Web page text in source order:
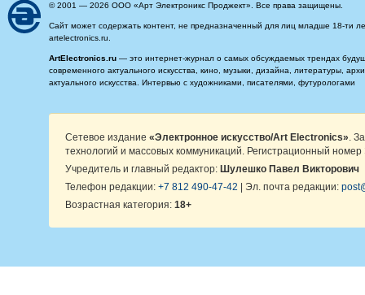
© 2001 — 2026 ООО «Арт Электроникс Проджект». Все права защищены.
Сайт может содержать контент, не предназначенный для лиц младше 18-ти
artelectronics.ru.
ArtElectronics.ru — это интернет-журнал о самых обсуждаемых трендах
современного актуального искусства, кино, музыки, дизайна, литературы,
актуального искусства. Интервью с художниками, писателями, футурологами
Сетевое издание «Электронное искусство/Art Electronics» .
технологий и массовых коммуникаций. Регистрационный
Учредитель и главный редактор: Шулешко Павел Викторович
Телефон редакции: +7 812 490-47-42 | Эл. почта редакции:
Возрастная категория: 18+